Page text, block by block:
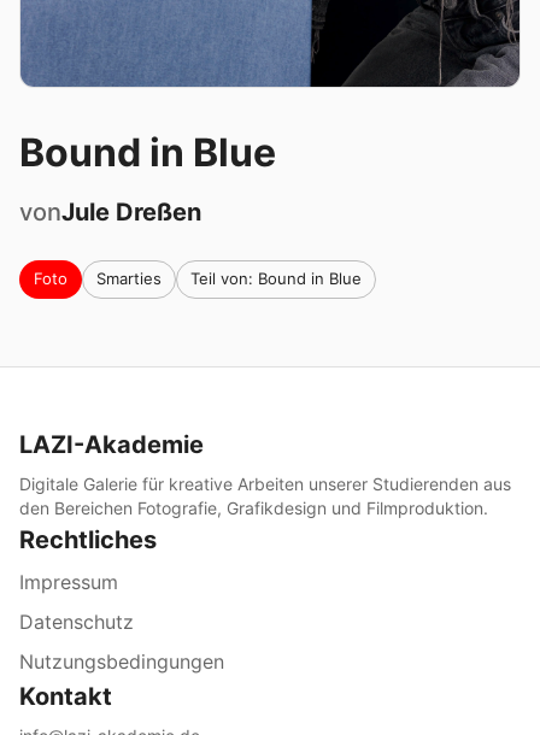
Bound in Blue
vonJule Dreßen
Foto Smarties Teil von: Bound in Blue
LAZI-Akademie
Digitale Galerie für kreative Arbeiten unserer Studierenden aus
den Bereichen Fotografie, Grafikdesign und Filmproduktion.
Rechtliches
Impressum
Datenschutz
Nutzungsbedingungen
Kontakt